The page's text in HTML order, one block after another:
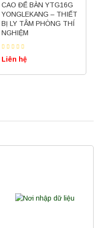
CAO ĐỂ BÀN YTG16G
YONGLEKANG – THIẾT
BỊ LY TÂM PHÒNG THÍ
NGHIỆM
Liên hệ